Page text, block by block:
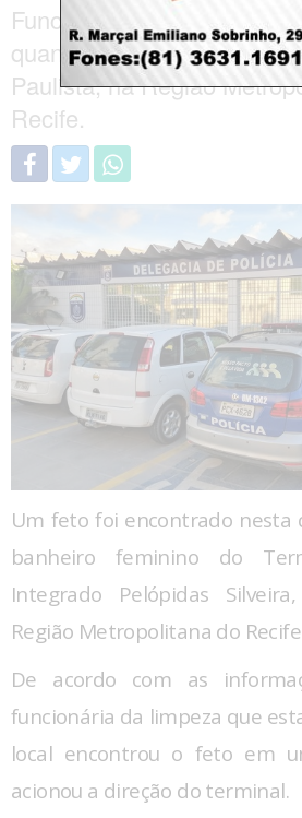
Funcionária da limpeza
quando estava trabalhando
Paulista, na Região
Recife.
Um feto foi encontrado nesta
banheiro feminino do
Integrado Pelópidas
Região Metropolitana do
De acordo com as
funcionária da limpeza que
local encontrou o feto em
acionou a direção do terminal.